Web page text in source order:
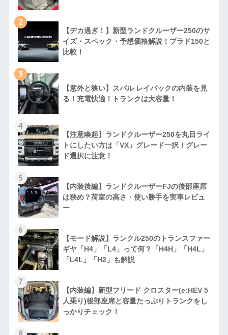
2
【デカ過ぎ！】新型ランドクルーザー250のサ
イズ・スペック・予想価格解説！プラド150と
比較！
3
【意外と狭い】スバル レイバックの内装を見
る！充電快適！トランクは大容量！
4
【注意喚起】ランドクルーザー250を丸目ライ
トにしたい方は「VX」グレード一択！グレー
ド選択に注意！
5
【内装後編】ランドクルーザーFJの後部座席
は狭め？荷室の高さ・使い勝手を実車レビュ
ー
6
【モード解説】ランクル250のトランスファー
ギヤ「H4」「L4」って何？「H4H」「H4L」
「L4L」「H2」も解説
7
【内装編】新型フリード クロスター(e:HEV 5
人乗り)後部座席と容量たっぷりトランクをし
っかりチェック！